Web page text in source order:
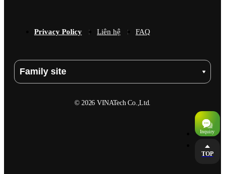
TOP
Privacy Policy Liên hệ FAQ
Family site
© 2026 VINATech Co.,Ltd.